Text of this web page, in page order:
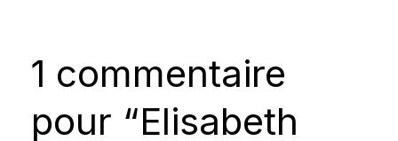
1 commentaire
pour “Elisabeth